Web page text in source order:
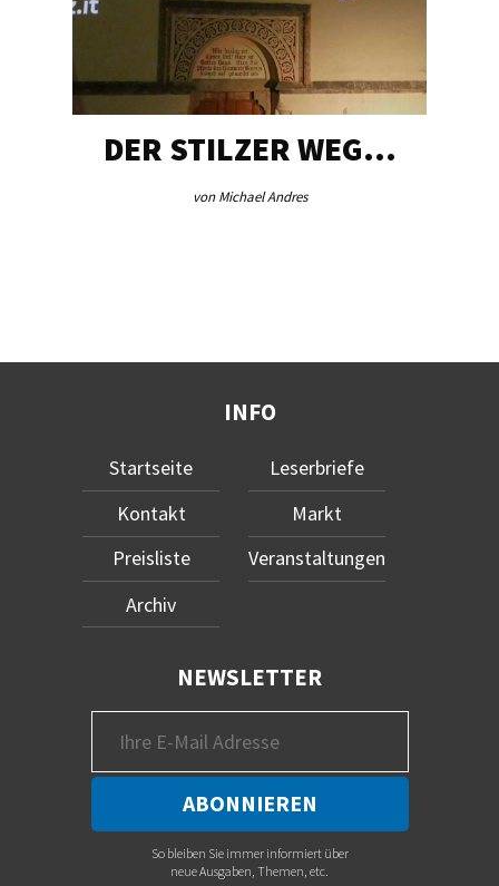
DER STILZER WEG…
von Michael Andres
INFO
Startseite
Kontakt
Preisliste
Archiv
Leserbriefe
Markt
Veranstaltungen
NEWSLETTER
So bleiben Sie immer informiert über
neue Ausgaben, Themen, etc.